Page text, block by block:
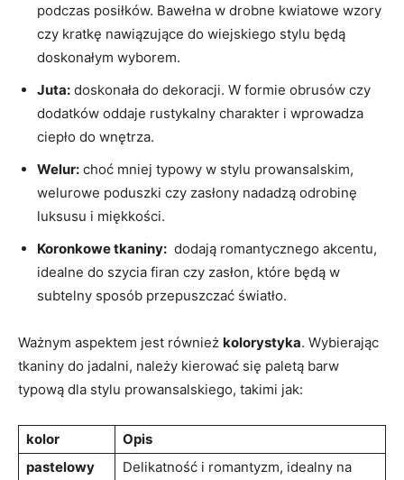
⁤podczas posiłków.⁣ Bawełna w drobne ⁣kwiatowe wzory
czy kratkę nawiązujące do wiejskiego stylu będą
doskonałym wyborem.
Juta: doskonała do⁢ dekoracji. ‍W formie obrusów czy
dodatków⁣ oddaje rustykalny charakter⁤ i⁤ wprowadza‍
ciepło do wnętrza.
Welur: choć mniej⁤ typowy ‌w stylu ⁢prowansalskim,⁣
welurowe poduszki czy ‌zasłony nadadzą odrobinę
luksusu i miękkości.
Koronkowe tkaniny: ‍ dodają romantycznego akcentu,
⁤idealne do szycia firan czy zasłon,​ które⁣ będą w
subtelny‌ sposób przepuszczać światło.
Ważnym aspektem jest‌ również kolorystyka. Wybierając
tkaniny​ do ​jadalni, należy‍ kierować się⁤ paletą barw
typową dla stylu prowansalskiego,‍ takimi ⁢jak:
kolor
Opis
pastelowy
Delikatność i romantyzm, idealny na